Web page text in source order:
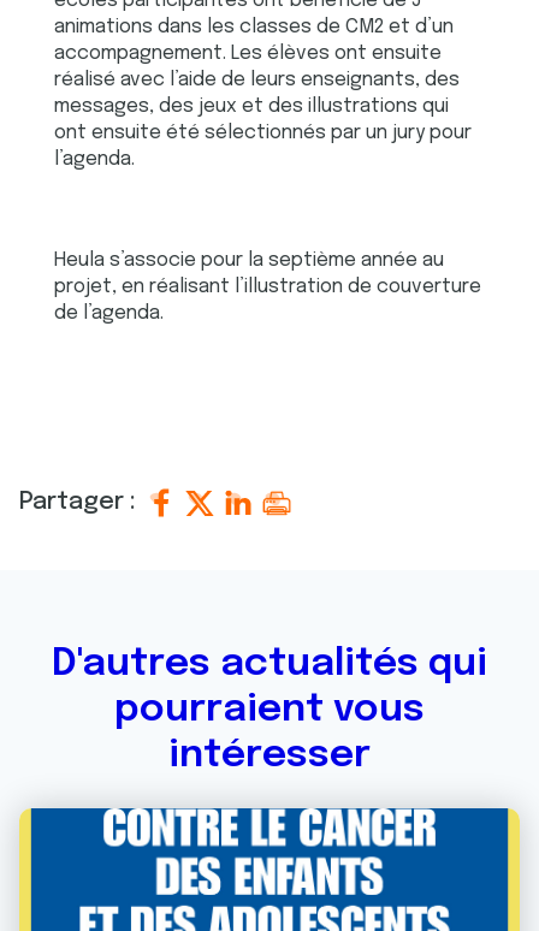
animations dans les classes de CM2 et d’un
accompagnement. Les élèves ont ensuite
réalisé avec l’aide de leurs enseignants, des
messages, des jeux et des illustrations qui
ont ensuite été sélectionnés par un jury pour
l’agenda.
Heula s’associe pour la septième année au
projet, en réalisant l’illustration de couverture
de l’agenda.
Partager :
D'autres actualités qui
pourraient vous
intéresser